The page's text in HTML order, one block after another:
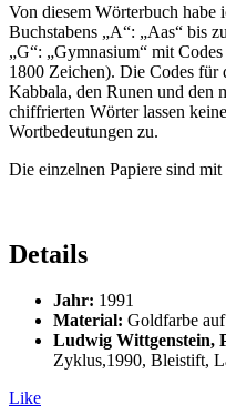
Von diesem Wörterbuch habe
Buchstabens „A“: „Aas“ bis
„G“: „Gymnasium“ mit
1800 Zeichen). Die Codes für
Kabbala, den Runen und den
chiffrierten Wörter lassen
Wortbedeutungen zu.
Die einzelnen Papiere sind
Details
Jahr: 1991
Material: Goldfarbe
Ludwig Wittgenstein,
Zyklus,1990, Bleistift,
Like